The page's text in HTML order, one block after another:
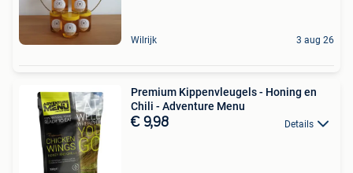
Wilrijk 3 aug 26
Premium Kippenvleugels - Honing en
Chili - Adventure Menu
€ 9,98 Details